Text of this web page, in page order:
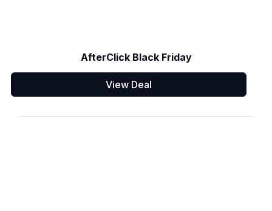
AfterClick Black Friday
View Deal